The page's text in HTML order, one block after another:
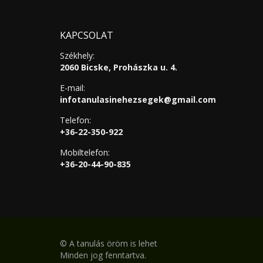
KAPCSOLAT
Székhely:
2060 Bicske, Prohászka u. 4.
E-mail:
infotanulasinehezsegek@gmail.com
Telefon:
+36-22-350-922
Mobiltelefon:
+36-20-44-90-835
© A tanulás öröm is lehet
Minden jog fenntartva.